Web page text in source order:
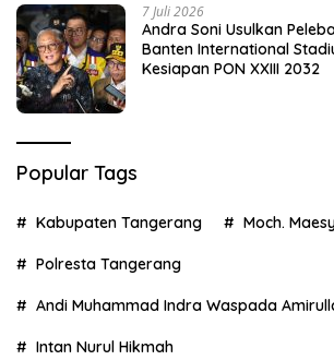
7 Juli 2026
Andra Soni Usulkan
Banten International
Kesiapan PON XXIII 2032
Popular Tags
Kabupaten Tangerang Moch.
Polresta Tangerang
Andi Muhammad Indra Waspada
Intan Nurul Hikmah